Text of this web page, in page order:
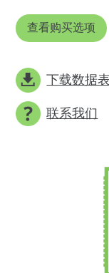
查看购买选项
下载数据表
联系我们